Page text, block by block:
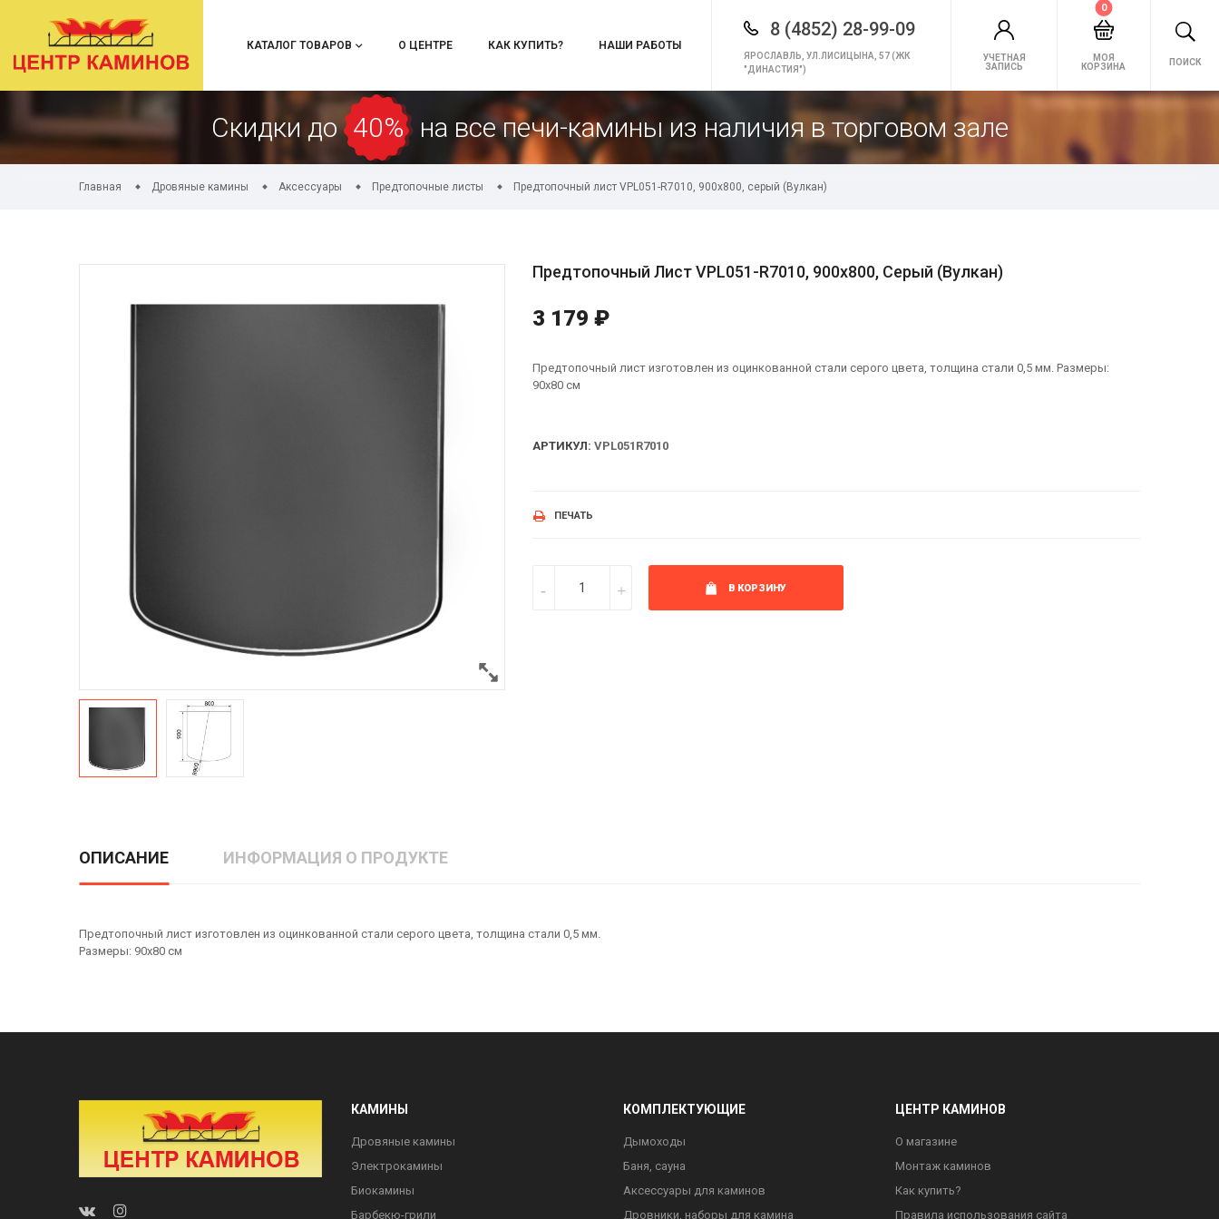
КАТАЛОГ ТОВАРОВ О ЦЕНТРЕ КАК КУПИТЬ? НАШИ РАБОТЫ
8 (4852) 28-99-09
ЯРОСЛАВЛЬ, УЛ.ЛИСИЦЫНА, 57 (ЖК
"ДИНАСТИЯ")
УЧЕТНАЯ
ЗАПИСЬ
МОЯ
КОРЗИНА
0
ПОИСК
Скидки до 40% на все печи-камины из наличия в торговом зале
Главная Дровяные камины Аксессуары Предтопочные листы Предтопочный лист VPL051-R7010, 900х800, серый (Вулкан)
Предтопочный Лист VPL051-R7010, 900х800, Серый (Вулкан)
3 179 ₽
Предтопочный лист изготовлен из оцинкованной стали серого цвета, толщина стали 0,5 мм. Размеры:
90х80 см
АРТИКУЛ: VPL051R7010
ПЕЧАТЬ
В КОРЗИНУ
ОПИСАНИЕ ИНФОРМАЦИЯ О ПРОДУКТЕ
Предтопочный лист изготовлен из оцинкованной стали серого цвета, толщина стали 0,5 мм.
Размеры: 90х80 см
КАМИНЫ
Дровяные камины
Электрокамины
Биокамины
Барбекю-грили
КОМПЛЕКТУЮЩИЕ
Дымоходы
Баня, сауна
Аксессуары для каминов
Дровники, наборы для камина
ЦЕНТР КАМИНОВ
О магазине
Монтаж каминов
Как купить?
Правила использования сайта